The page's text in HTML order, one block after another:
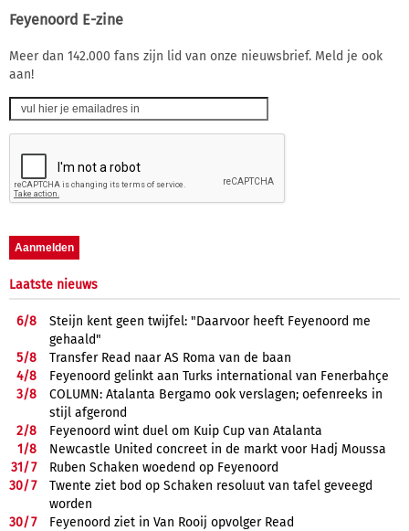
Feyenoord E-zine
Meer dan 142.000 fans zijn lid van onze nieuwsbrief. Meld je ook
aan!
Laatste nieuws
6/8
Steijn kent geen twijfel: "Daarvoor heeft Feyenoord me
gehaald"
5/8
Transfer Read naar AS Roma van de baan
4/8
Feyenoord gelinkt aan Turks international van Fenerbahçe
3/8
COLUMN: Atalanta Bergamo ook verslagen; oefenreeks in
stijl afgerond
2/8
Feyenoord wint duel om Kuip Cup van Atalanta
1/8
Newcastle United concreet in de markt voor Hadj Moussa
31/7
Ruben Schaken woedend op Feyenoord
30/7
Twente ziet bod op Schaken resoluut van tafel geveegd
worden
30/7
Feyenoord ziet in Van Rooij opvolger Read